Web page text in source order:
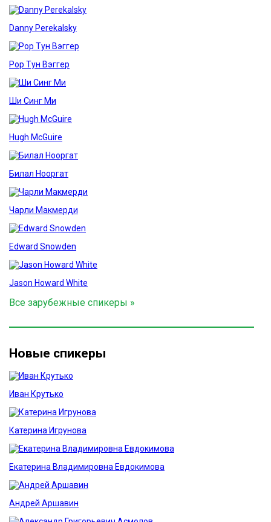
Danny Perekalsky
Рор Тун Вэггер
Ши Синг Ми
Hugh McGuire
Билал Нооргат
Чарли Макмерди
Edward Snowden
Jason Howard White
Все зарубежные спикеры »
Новые спикеры
Иван Крутько
Катерина Игрунова
Екатерина Владимировна Евдокимова
Андрей Аршавин